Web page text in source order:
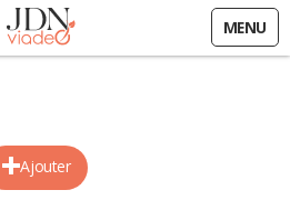
MENU
Ajouter